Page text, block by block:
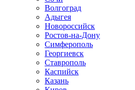
Волгоград
Адыгея
Новороссийск
Ростов-на-Дону
Симферополь
Георгиевск
Ставрополь
Каспийск
Казань